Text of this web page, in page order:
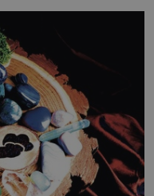
řezníka